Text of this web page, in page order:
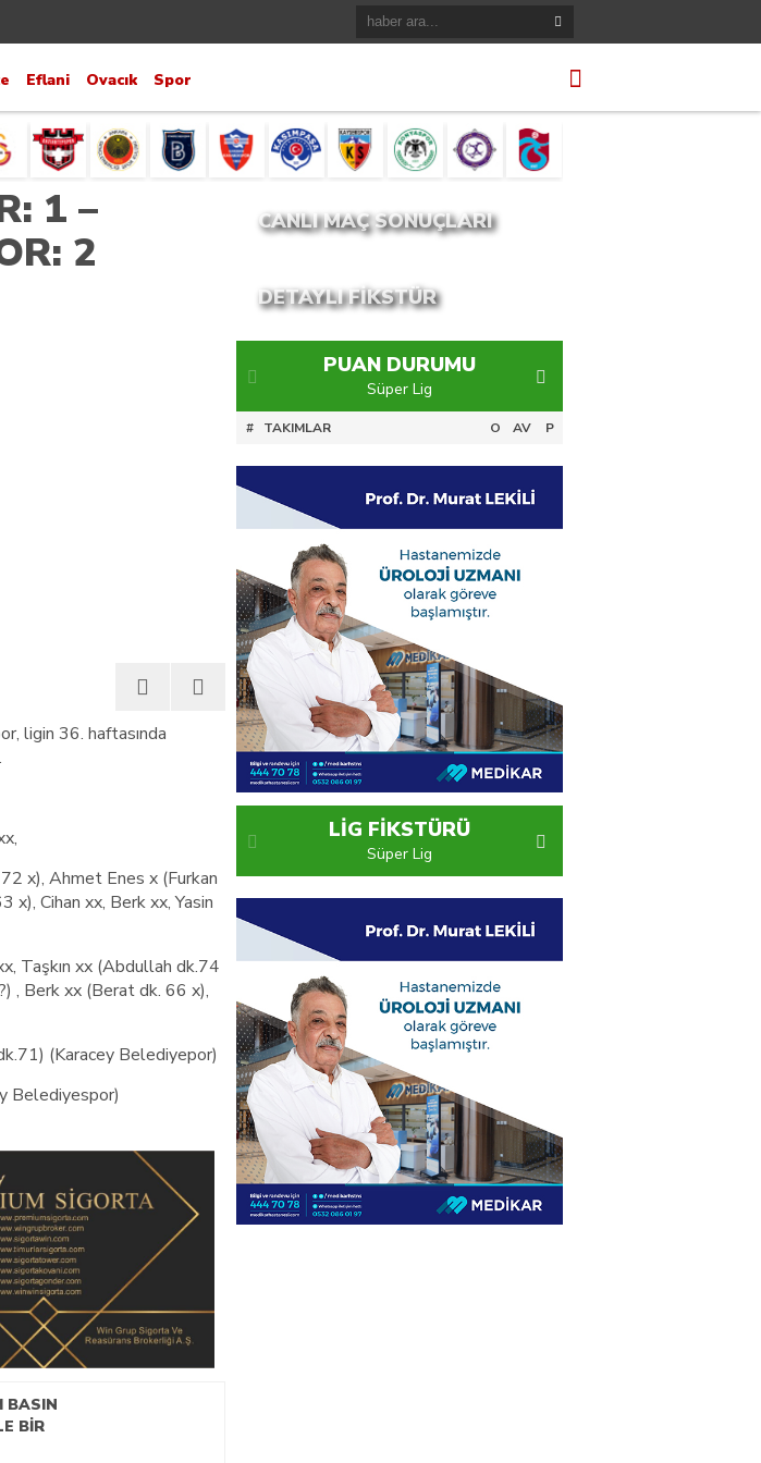
Eflani Ovacık Spor
1 –
2
ligin 36. haftasında
x), Ahmet Enes x (Furkan
x), Cihan xx, Berk xx, Yasin
Taşkın xx (Abdullah dk.74
, Berk xx (Berat dk. 66 x),
(Karacey Belediyepor)
Belediyespor)
BASIN
BİR
CANLI MAÇ SONUÇLARI
DETAYLI FİKSTÜR
PUAN DURUMU
Süper Lig
# TAKIMLAR O AV P
LİG FİKSTÜRÜ
Süper Lig